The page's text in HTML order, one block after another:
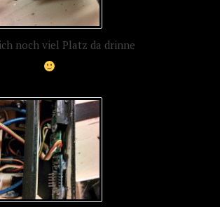
noch viel Platz da drinne